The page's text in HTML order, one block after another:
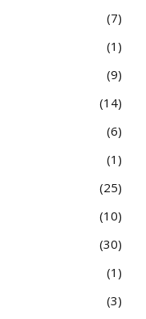
7
1
9
14
6
1
25
10
30
1
3